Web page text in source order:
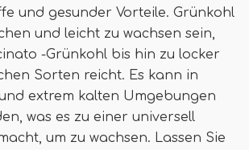
und gesunder Vorteile. Grünkohl
und leicht zu wachsen sein,
-Grünkohl bis hin zu locker
Sorten reicht. Es kann in
extrem kalten Umgebungen
was es zu einer universell
um zu wachsen. Lassen Sie